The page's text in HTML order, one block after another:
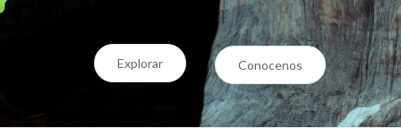
Explorar Conocenos